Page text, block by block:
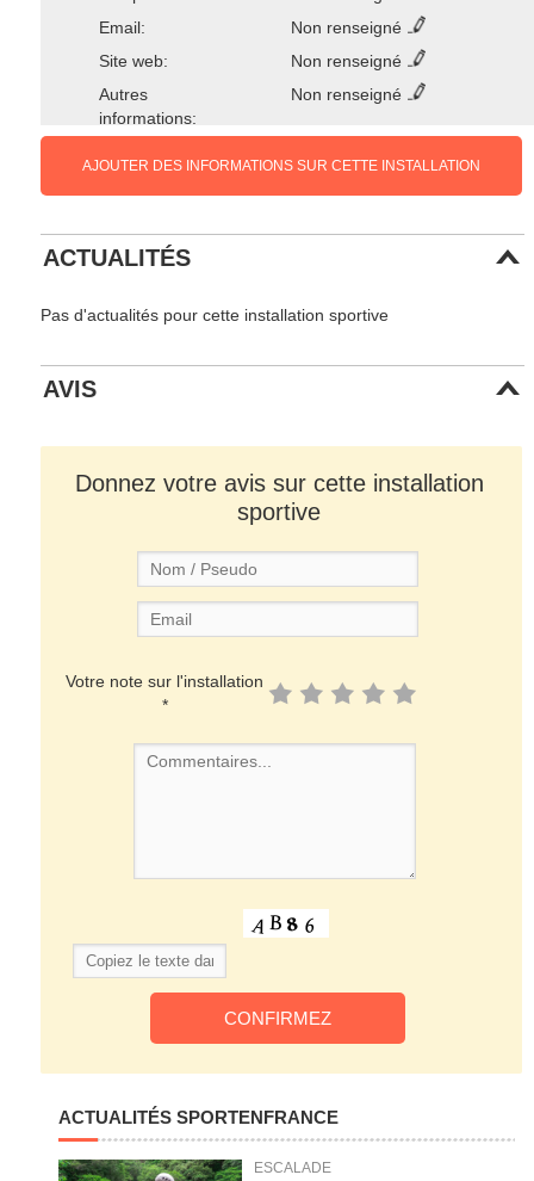
Email:
Non renseigné
Site web:
Non renseigné
Autres
informations:
Non renseigné
AJOUTER DES INFORMATIONS SUR CETTE INSTALLATION
ACTUALITÉS
Pas d'actualités pour cette installation sportive
AVIS
Donnez votre avis sur cette installation
sportive
Votre note sur l'installation
*
ACTUALITÉS SPORTENFRANCE
ESCALADE